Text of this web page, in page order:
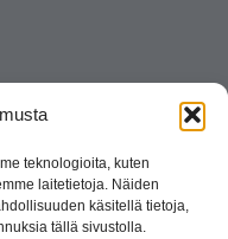
teknologioita, kuten
laitetietoja. Näiden
käsitellä tietoja,
tällä sivustolla.